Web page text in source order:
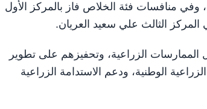
وفي منافسات فئة الخلاص فاز بالمركز الأول
الثالث علي سعيد العريان.
الممارسات الزراعية، وتحفيزهم على تطوير
الوطنية، ودعم الاستدامة الزراعية